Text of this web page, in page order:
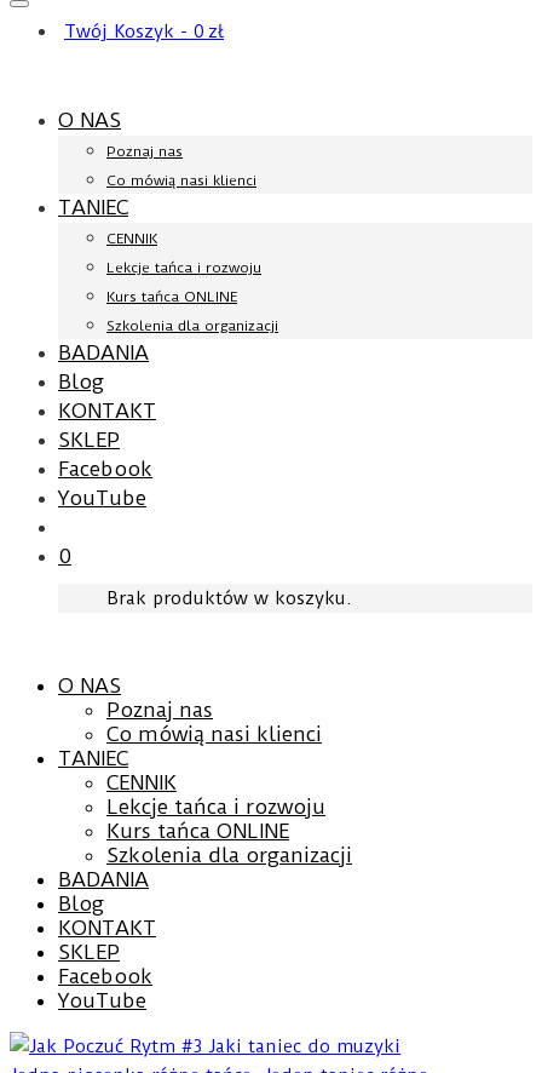
Twój Koszyk - 0 zł
O NAS
Poznaj nas
Co mówią nasi klienci
TANIEC
CENNIK
Lekcje tańca i rozwoju
Kurs tańca ONLINE
Szkolenia dla organizacji
BADANIA
Blog
KONTAKT
SKLEP
Facebook
YouTube
0
Brak produktów w koszyku.
O NAS
Poznaj nas
Co mówią nasi klienci
TANIEC
CENNIK
Lekcje tańca i rozwoju
Kurs tańca ONLINE
Szkolenia dla organizacji
BADANIA
Blog
KONTAKT
SKLEP
Facebook
YouTube